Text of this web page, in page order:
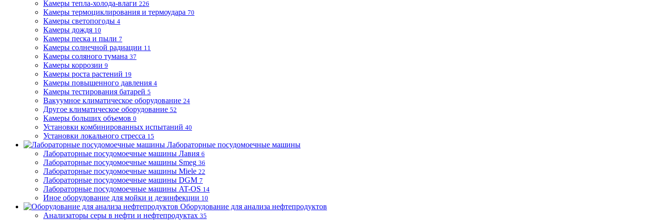
Камеры тепла-холода-влаги 226
Камеры термоциклирования и термоудара 70
Камеры светопогоды 4
Камеры дождя 10
Камеры песка и пыли 7
Камеры солнечной радиации 11
Камеры соляного тумана 37
Камеры коррозии 9
Камеры роста растений 19
Камеры повышенного давления 4
Камеры тестирования батарей 5
Вакуумное климатическое оборудование 24
Другое климатическое оборудование 52
Камеры больших объемов 0
Установки комбинированных испытаний 40
Установки локального стресса 15
Лабораторные посудомоечные машины
Лабораторные посудомоечные машины Лавия 6
Лабораторные посудомоечные машины Smeg 36
Лабораторные посудомоечные машины Miele 22
Лабораторные посудомоечные машины DGM 7
Лабораторные посудомоечные машины AT-OS 14
Иное оборудование для мойки и дезинфекции 10
Оборудование для анализа нефтепродуктов
Анализаторы серы в нефти и нефтепродуктах 35